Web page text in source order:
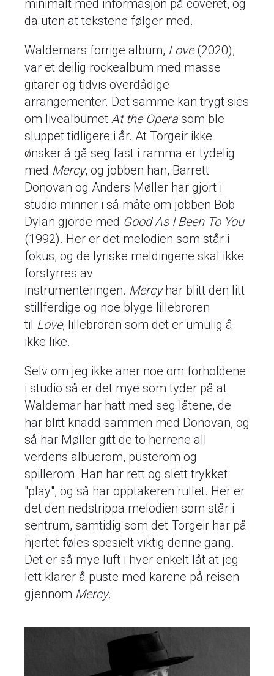
minimalt med informasjon på coveret, og
da uten at tekstene følger med.
Waldemars forrige album, Love(2020),
var et deilig rockealbum med masse
gitarer og tidvis overdådige
arrangementer. Det samme kan trygt sies
om livealbumet At the Opera som ble
sluppet tidligere i år. At Torgeir ikke
ønsker å gå seg fast i ramma er tydelig
med Mercy, og jobben han, Barrett
Donovan og Anders Møller har gjort i
studio minner i så måte om jobben Bob
Dylan gjorde med Good As I Been To You
(1992). Her er det melodien som står i
fokus, og de lyriske meldingene skal ikke
forstyrres av
instrumenteringen. Mercyhar blitt den litt
stillferdige og noe blyge lillebroren
til Love, lillebroren som det er umulig å
ikke like.
Selv om jeg ikke aner noe om forholdene
i studio så er det mye som tyder på at
Waldemar har hatt med seg låtene, de
har blitt knadd sammen med Donovan, og
så har Møller gitt de to herrene all
verdens albuerom, pusterom og
spillerom. Han har rett og slett trykket
"play", og så har opptakeren rullet. Her er
det den nedstrippa melodien som står i
sentrum, samtidig som det Torgeir har på
hjertet føles spesielt viktig denne gang.
Det er så mye luft i hver enkelt låt at jeg
lett klarer å puste med karene på reisen
gjennom Mercy.